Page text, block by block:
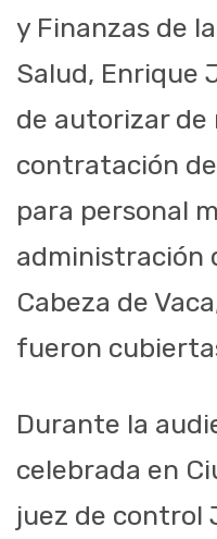
y Finanzas de
Salud, Enrique
de autorizar de
contratación
para personal
administración
Cabeza de
fueron
Durante la
celebrada en
juez de control